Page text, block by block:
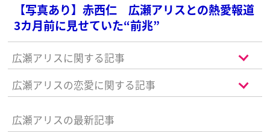
【写真あり】赤西仁 広瀬アリスとの熱愛報道
3カ月前に見せていた“前兆”
広瀬アリスに関する記事
広瀬アリスの恋愛に関する記事
広瀬アリスの最新記事